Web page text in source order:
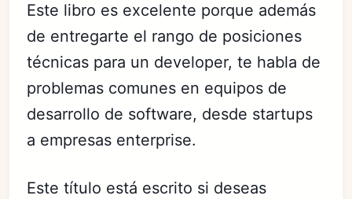
Este libro es excelente porque además
de entregarte el rango de posiciones
técnicas para un developer, te habla de
problemas comunes en equipos de
desarrollo de software, desde startups
a empresas enterprise.
Este título está escrito si deseas